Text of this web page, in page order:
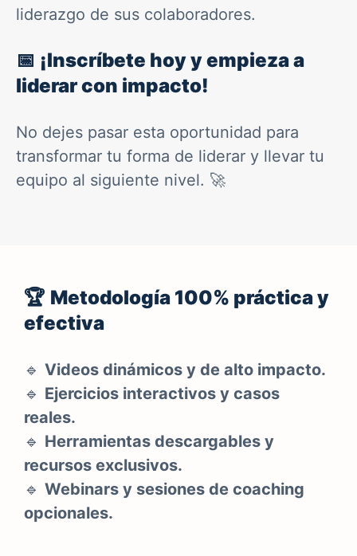
liderazgo de sus colaboradores.
📅 ¡Inscríbete hoy y empieza a
liderar con impacto!
No dejes pasar esta oportunidad para
transformar tu forma de liderar y llevar tu
equipo al siguiente nivel. 🚀
🏆 Metodología 100% práctica y
efectiva
🔹 Videos dinámicos y de alto impacto.
🔹 Ejercicios interactivos y casos
reales.
🔹 Herramientas descargables y
recursos exclusivos.
🔹 Webinars y sesiones de coaching
opcionales.